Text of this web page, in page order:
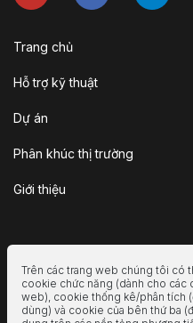
Trang chủ
Hỗ trợ kỹ thuật
Dự án
Phân khúc thị trường
Giới thiệu
Trên các trang web chúng tôi có
cookie chức năng (dành cho các
web), cookie thống kê/phân tích
dùng) và cookie của bên thứ ba